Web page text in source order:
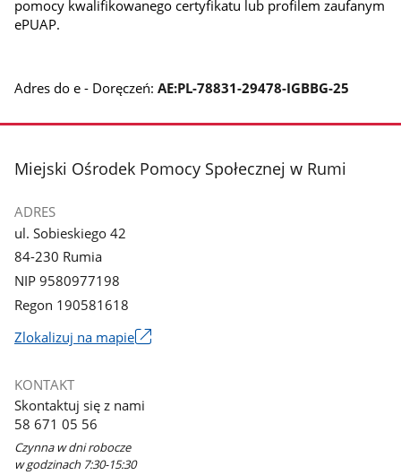
pomocy kwalifikowanego certyfikatu lub profilem zaufanym
ePUAP.
Adres do e - Doręczeń: AE:PL-78831-29478-IGBBG-25
stopka
Miejski Ośrodek Pomocy Społecznej w Rumi
ADRES
ul. Sobieskiego 42
84-230 Rumia
NIP 9580977198
Regon 190581618
Zlokalizuj na mapieLink
nowym
KONTAKT
Skontaktuj się z nami
58 671 05 56
Czynna w dni robocze
w godzinach 7:30-15:30